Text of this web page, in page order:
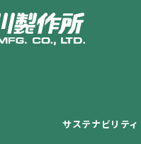
サステナビリティ